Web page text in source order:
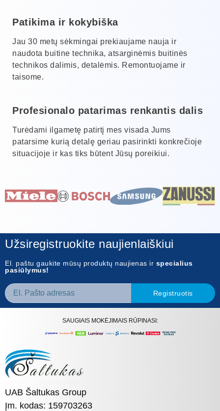
Patikima ir kokybiška
Jau 30 metų sėkmingai prekiaujame nauja ir
naudota buitine technika, atsarginėmis buitinės
technikos dalimis, detalėmis. Remontuojame ir
taisome.
Profesionalo patarimas renkantis dalis
Turėdami ilgametę patirtį mes visada Jums
patarsime kurią detalę geriau pasirinkti konkrečioje
situacijoje ir kas tiks būtent Jūsų poreikiui.
Užsiregistruokite naujienlaiškiui
El. paštu gaukite mūsų produktų naujienas ir specialius
pasiūlymus!
Registruotis
SAUGIAIS MOKĖJIMAIS RŪPINASI:
UAB Šaltukas Group
Įm. kodas: 159703263